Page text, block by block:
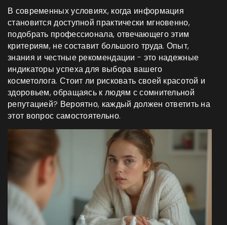
В современных условиях, когда информация
становится доступной практически мгновенно,
подобрать профессионала, отвечающего этим
критериям, не составит большого труда. Опыт,
знания и честные рекомендации - это надежные
индикаторы успеха для выбора вашего
косметолога. Стоит ли рисковать своей красотой и
здоровьем, обращаясь к людям с сомнительной
репутацией? Вероятно, каждый должен ответить на
этот вопрос самостоятельно.